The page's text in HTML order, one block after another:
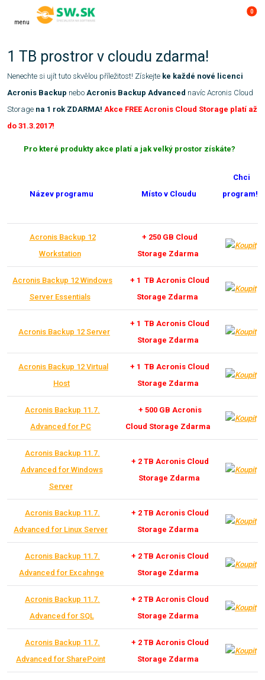
menu
0
1 TB prostror v cloudu zdarma!
Nenechte si ujít tuto skvělou příležitost! Získejte ke každé nové licenci
Acronis Backup nebo Acronis Backup Advanced navíc Acronis Cloud
Storage na 1 rok ZDARMA! Akce FREE Acronis Cloud Storage platí až
do 31.3.2017!
Pro které produkty akce platí a jak velký prostor získáte?
Název programu Místo v Cloudu
Chci
program!
Acronis Backup 12
Workstation
+ 250 GB Cloud
Storage Zdarma
Acronis Backup 12 Windows
Server Essentials
+ 1 TB Acronis Cloud
Storage Zdarma
Acronis Backup 12 Server
+ 1 TB Acronis Cloud
Storage Zdarma
Acronis Backup 12 Virtual
Host
+ 1 TB Acronis Cloud
Storage Zdarma
Acronis Backup 11.7.
Advanced for PC
+ 500 GB Acronis
Cloud Storage Zdarma
Acronis Backup 11.7.
Advanced for Windows
Server
+ 2 TB Acronis Cloud
Storage Zdarma
Acronis Backup 11.7.
Advanced for Linux Server
+ 2 TB Acronis Cloud
Storage Zdarma
Acronis Backup 11.7.
Advanced for Excahnge
+ 2 TB Acronis Cloud
Storage Zdarma
Acronis Backup 11.7.
Advanced for SQL
+ 2 TB Acronis Cloud
Storage Zdarma
Acronis Backup 11.7.
Advanced for SharePoint
+ 2 TB Acronis Cloud
Storage Zdarma